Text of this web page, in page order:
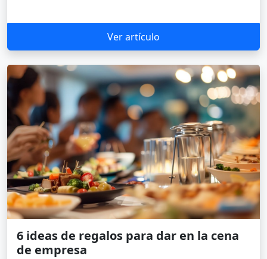
Ver artículo
6 ideas de regalos para dar en la cena
de empresa